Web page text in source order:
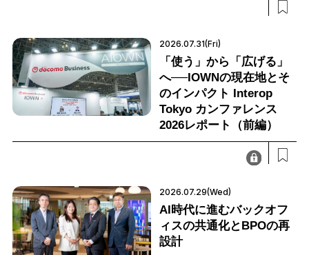
2026.07.31(Fri)
「使う」から「広げる」
へ──IOWNの現在地とそ
のインパクト Interop
Tokyo カンファレンス
2026レポート（前編）
2026.07.29(Wed)
AI時代に進むバックオフ
ィスの共通化とBPOの再
設計